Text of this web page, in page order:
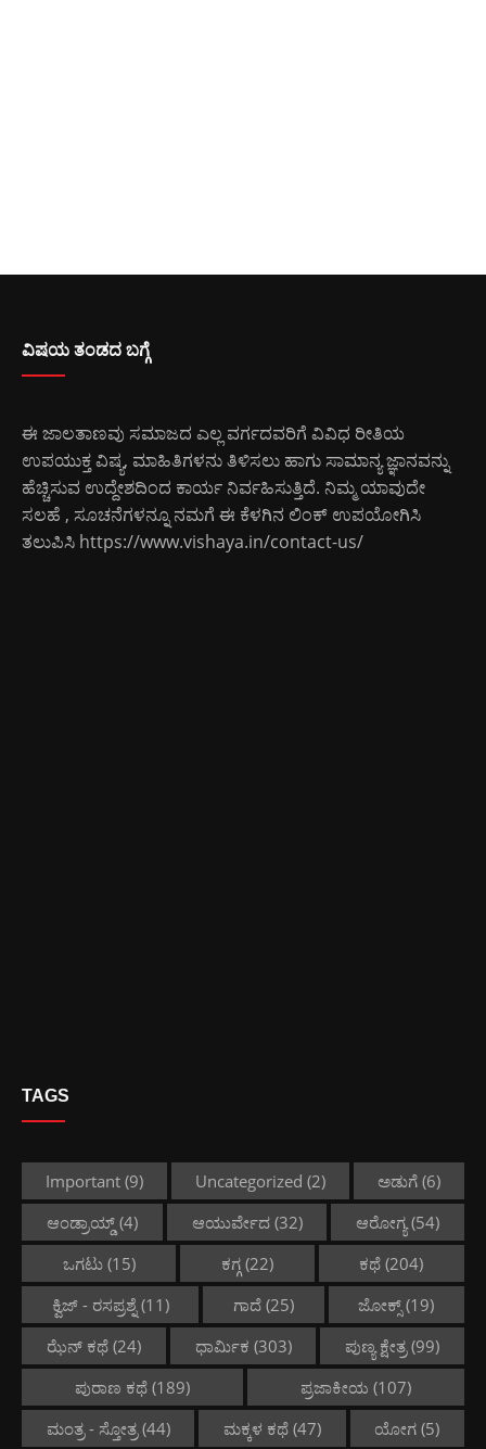
ವಿಷಯ ತಂಡದ ಬಗ್ಗೆ
ಈ ಜಾಲತಾಣವು ಸಮಾಜದ ಎಲ್ಲ ವರ್ಗದವರಿಗೆ ವಿವಿಧ ರೀತಿಯ
ಉಪಯುಕ್ತ ವಿಷ್ಯ, ಮಾಹಿತಿಗಳನು ತಿಳಿಸಲು ಹಾಗು ಸಾಮಾನ್ಯ ಜ್ಞಾನವನ್ನು
ಹೆಚ್ಚಿಸುವ ಉದ್ದೇಶದಿಂದ ಕಾರ್ಯ ನಿರ್ವಹಿಸುತ್ತಿದೆ. ನಿಮ್ಮ ಯಾವುದೇ
ಸಲಹೆ , ಸೂಚನೆಗಳನ್ನೂ ನಮಗೆ ಈ ಕೆಳಗಿನ ಲಿಂಕ್ ಉಪಯೋಗಿಸಿ
ತಲುಪಿಸಿ https://www.vishaya.in/contact-us/
TAGS
Important (9) Uncategorized (2) ಅಡುಗೆ (6)
ಆಂಡ್ರಾಯ್ಡ್(4) ಆಯುರ್ವೇದ(32) ಆರೋಗ್ಯ (54)
ಒಗಟು(15) ಕಗ್ಗ(22) ಕಥೆ (204)
ಕ್ವಿಜ್ - ರಸಪ್ರಶ್ನೆ (11) ಗಾದೆ(25) ಜೋಕ್ಸ್ (19)
ಝೆನ್ ಕಥೆ(24) ಧಾರ್ಮಿಕ (303) ಪುಣ್ಯ ಕ್ಷೇತ್ರ(99)
ಪುರಾಣ ಕಥೆ (189) ಪ್ರಜಾಕೀಯ (107)
ಮಂತ್ರ - ಸ್ತೋತ್ರ(44) ಮಕ್ಕಳ ಕಥೆ(47) ಯೋಗ (5)